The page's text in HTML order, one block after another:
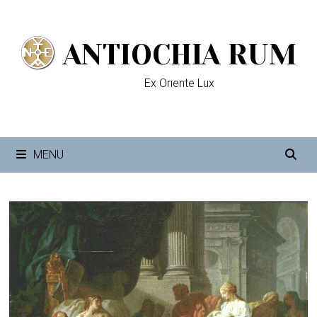
contenu
ANTIOCHIA RUM
Ex Orıente Lux
MENU